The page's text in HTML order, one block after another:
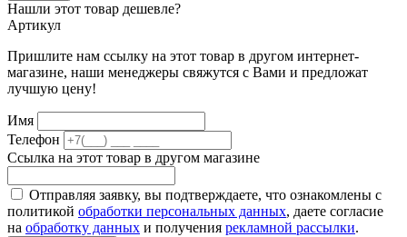
Нашли этот товар дешевле?
Артикул
Пришлите нам ссылку на этот товар в другом интернет-
магазине, наши менеджеры свяжутся с Вами и предложат
лучшую цену!
Имя
Телефон
Ссылка на этот товар в другом магазине
Отправляя заявку, вы подтверждаете, что ознакомлены с
политикой обработки персональных данных, даете согласие
на обработку данных и получения рекламной рассылки.